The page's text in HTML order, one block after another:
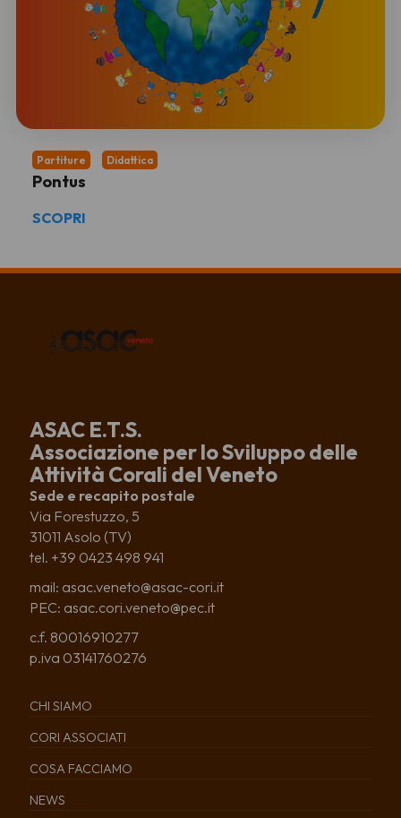
Pontus
Partiture Didattica
SCOPRI
ASAC E.T.S.
Associazione per lo Sviluppo delle
Attività Corali del Veneto
Sede e recapito postale
Via Forestuzzo, 5
31011 Asolo (TV)
tel. +39 0423 498 941
mail: asac.veneto@asac-cori.it
PEC: asac.cori.veneto@pec.it
c.f. 80016910277
p.iva 03141760276
CHI SIAMO
CORI ASSOCIATI
COSA FACCIAMO
NEWS